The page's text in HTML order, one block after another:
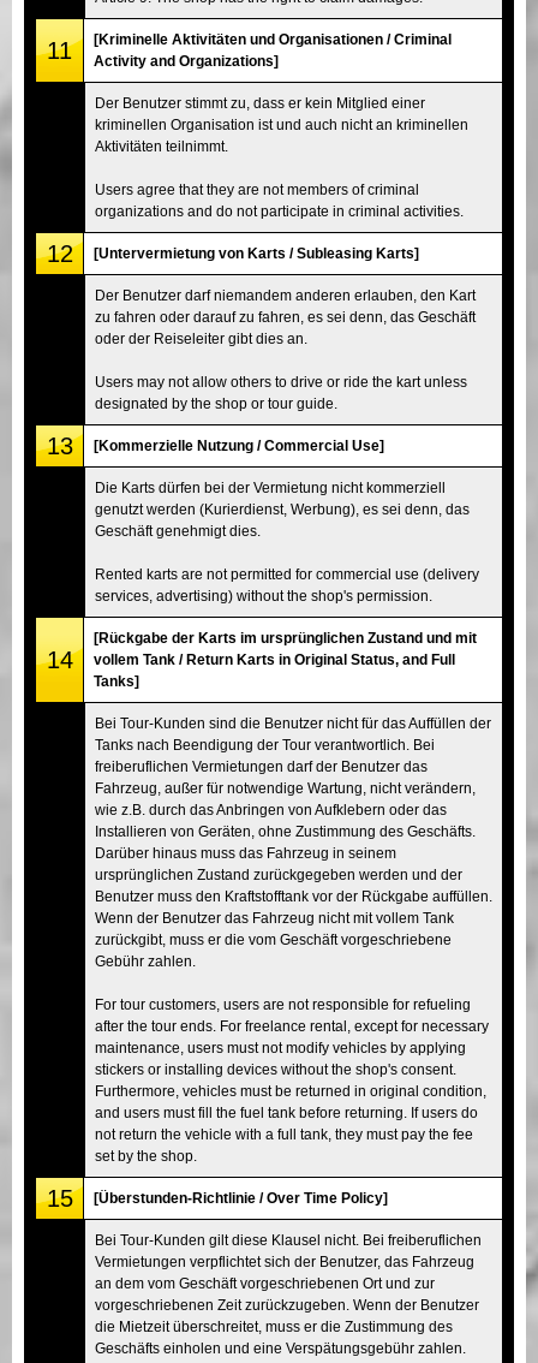
11
[Kriminelle Aktivitäten und Organisationen / Criminal
Activity and Organizations]
Der Benutzer stimmt zu, dass er kein Mitglied einer
kriminellen Organisation ist und auch nicht an kriminellen
Aktivitäten teilnimmt.
Users agree that they are not members of criminal
organizations and do not participate in criminal activities.
12 [Untervermietung von Karts / Subleasing Karts]
Der Benutzer darf niemandem anderen erlauben, den Kart
zu fahren oder darauf zu fahren, es sei denn, das Geschäft
oder der Reiseleiter gibt dies an.
Users may not allow others to drive or ride the kart unless
designated by the shop or tour guide.
13 [Kommerzielle Nutzung / Commercial Use]
Die Karts dürfen bei der Vermietung nicht kommerziell
genutzt werden (Kurierdienst, Werbung), es sei denn, das
Geschäft genehmigt dies.
Rented karts are not permitted for commercial use (delivery
services, advertising) without the shop's permission.
14
[Rückgabe der Karts im ursprünglichen Zustand und mit
vollem Tank / Return Karts in Original Status, and Full
Tanks]
Bei Tour-Kunden sind die Benutzer nicht für das Auffüllen der
Tanks nach Beendigung der Tour verantwortlich. Bei
freiberuflichen Vermietungen darf der Benutzer das
Fahrzeug, außer für notwendige Wartung, nicht verändern,
wie z.B. durch das Anbringen von Aufklebern oder das
Installieren von Geräten, ohne Zustimmung des Geschäfts.
Darüber hinaus muss das Fahrzeug in seinem
ursprünglichen Zustand zurückgegeben werden und der
Benutzer muss den Kraftstofftank vor der Rückgabe auffüllen.
Wenn der Benutzer das Fahrzeug nicht mit vollem Tank
zurückgibt, muss er die vom Geschäft vorgeschriebene
Gebühr zahlen.
For tour customers, users are not responsible for refueling
after the tour ends. For freelance rental, except for necessary
maintenance, users must not modify vehicles by applying
stickers or installing devices without the shop's consent.
Furthermore, vehicles must be returned in original condition,
and users must fill the fuel tank before returning. If users do
not return the vehicle with a full tank, they must pay the fee
set by the shop.
15 [Überstunden-Richtlinie / Over Time Policy]
Bei Tour-Kunden gilt diese Klausel nicht. Bei freiberuflichen
Vermietungen verpflichtet sich der Benutzer, das Fahrzeug
an dem vom Geschäft vorgeschriebenen Ort und zur
vorgeschriebenen Zeit zurückzugeben. Wenn der Benutzer
die Mietzeit überschreitet, muss er die Zustimmung des
Geschäfts einholen und eine Verspätungsgebühr zahlen.